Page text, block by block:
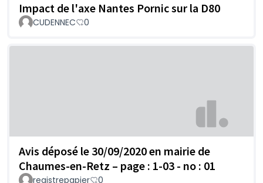
Impact de l'axe Nantes Pornic sur la D80
CUDENNEC 0
Avis déposé le 30/09/2020 en mairie de
Chaumes-en-Retz – page : 1-03 - no : 01
registrepapier 0